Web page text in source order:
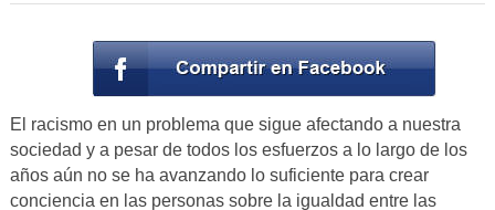
El racismo en un problema que sigue afectando a nuestra
sociedad y a pesar de todos los esfuerzos a lo largo de los
años aún no se ha avanzando lo suficiente para crear
conciencia en las personas sobre la igualdad entre las